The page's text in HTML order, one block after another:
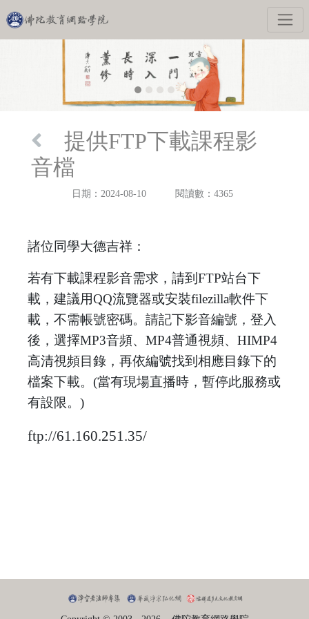
提供FTP下載課程影
音檔
日期：2024-08-10 閱讀數：4365
諸位同學大德吉祥：
若有下載課程影音需求，請到FTP站台下
載，建議用QQ流覽器或安裝filezilla軟件下
載，不需帳號密碼。請記下影音編號，登入
後，選擇MP3音頻、MP4普通視頻、HIMP4
高清視頻目錄，再依編號找到相應目錄下的
檔案下載。(當有現場直播時，暫停此服務或
有設限。)
ftp://61.160.251.35/